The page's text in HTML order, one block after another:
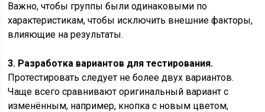
Важно, чтобы группы были одинаковыми по
характеристикам, чтобы исключить внешние факторы,
влияющие на результаты.
3. Разработка вариантов для тестирования.
Протестировать следует не более двух вариантов.
Чаще всего сравнивают оригинальный вариант с
изменённым, например, кнопка с новым цветом,